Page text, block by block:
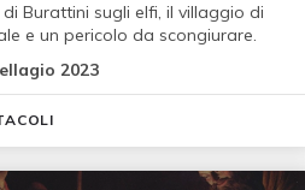
Burattini sugli elfi, il villaggio di
e un pericolo da scongiurare.
2023